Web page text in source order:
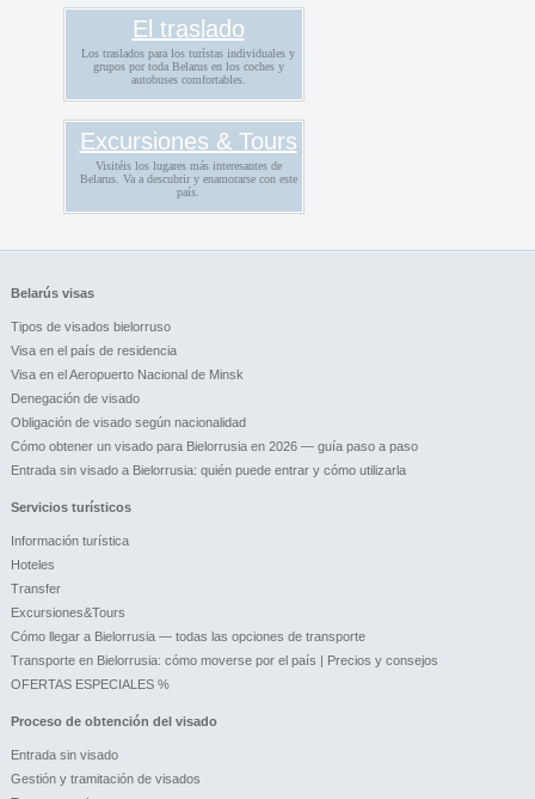
El traslado
Los traslados para los turístas individuales y
grupos por toda Belarus en los coches y
autobuses comfortables.
Excursiones & Tours
Visitéis los lugares más interesantes de
Belarus. Va a descubrir y enamorarse con este
país.
Belarús visas
Tipos de visados bielorruso
Visa en el país de residencia
Visa en el Aeropuerto Nacional de Minsk
Denegación de visado
Obligación de visado según nacionalidad
Cómo obtener un visado para Bielorrusia en 2026 — guía paso a paso
Entrada sin visado a Bielorrusia: quién puede entrar y cómo utilizarla
Servicios turísticos
Información turística
Hoteles
Transfer
Excursiones&Tours
Cómo llegar a Bielorrusia — todas las opciones de transporte
Transporte en Bielorrusia: cómo moverse por el país | Precios y consejos
OFERTAS ESPECIALES %
Proceso de obtención del visado
Entrada sin visado
Gestión y tramitación de visados